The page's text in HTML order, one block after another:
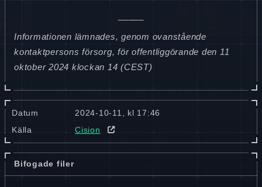
Informationen lämnades, genom ovanstående
kontaktpersons försorg, för offentliggörande den 11
oktober 2024 klockan 14 (CEST)
Datum
2024-10-11, kl 17:46
Källa
Cision
Bifogade filer